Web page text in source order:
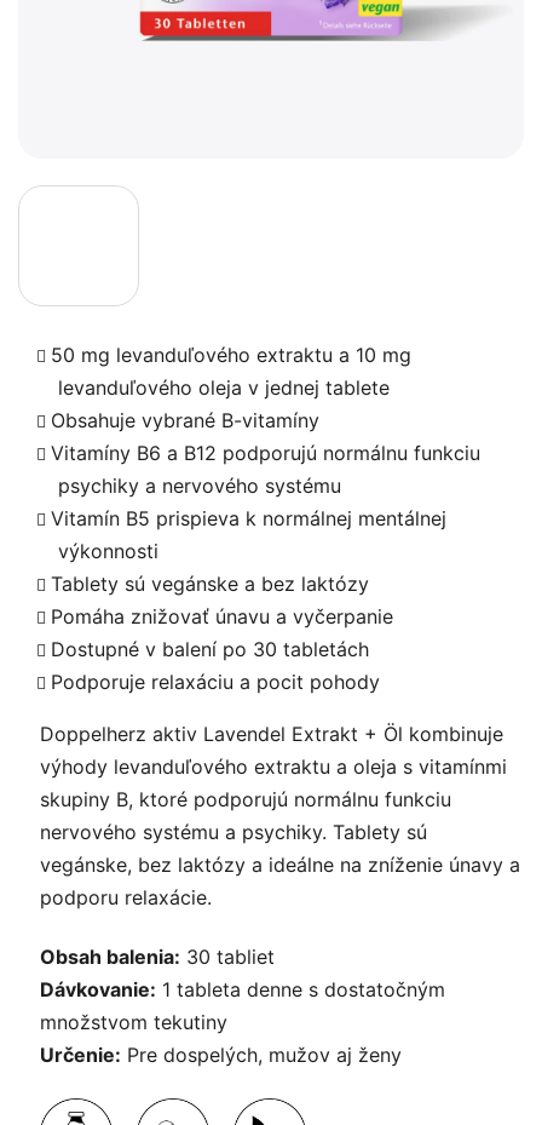
50 mg levanduľového extraktu a 10 mg
levanduľového oleja v jednej tablete
Obsahuje vybrané B-vitamíny
Vitamíny B6 a B12 podporujú normálnu funkciu
psychiky a nervového systému
Vitamín B5 prispieva k normálnej mentálnej
výkonnosti
Tablety sú vegánske a bez laktózy
Pomáha znižovať únavu a vyčerpanie
Dostupné v balení po 30 tabletách
Podporuje relaxáciu a pocit pohody
Doppelherz aktiv Lavendel Extrakt + Öl kombinuje
výhody levanduľového extraktu a oleja s vitamínmi
skupiny B, ktoré podporujú normálnu funkciu
nervového systému a psychiky. Tablety sú
vegánske, bez laktózy a ideálne na zníženie únavy a
podporu relaxácie.
Obsah balenia: 30 tabliet
Dávkovanie: 1 tableta denne s dostatočným
množstvom tekutiny
Určenie: Pre dospelých, mužov aj ženy